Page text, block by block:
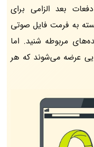
بعد الزامی برای
به فرمت فایل صوتی
مربوطه شنید. اما
عرضه می‌شوند که هر